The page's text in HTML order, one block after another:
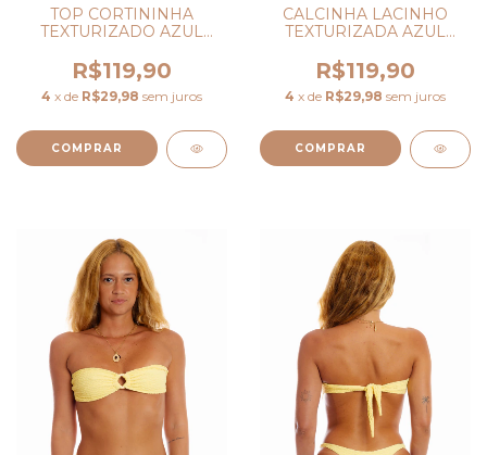
TOP CORTININHA
TEXTURIZADO AZUL
R$119,90
4 x de R$29,98 sem juros
COMPRAR
CALCINHA LACINHO
TEXTURIZADA AZUL
R$119,90
4 x de R$29,98 sem juros
COMPRAR